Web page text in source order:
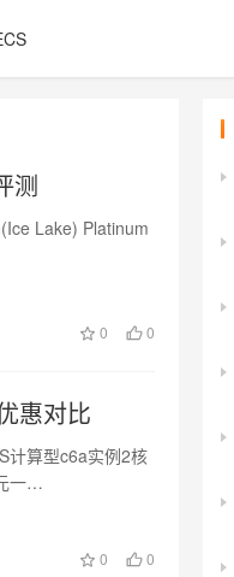
测
Lake) Platinum
0 0
惠对比
计算型c6a实例2核
一…
0 0